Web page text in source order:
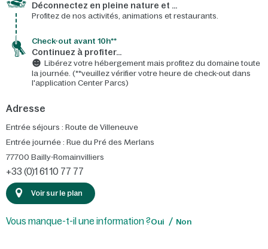
Déconnectez en pleine nature et …
Profitez de nos activités, animations et restaurants.
Check-out avant 10h**
Continuez à profiter…
Libérez votre hébergement mais profitez du domaine toute
la journée. (**veuillez vérifier votre heure de check-out dans
l'application Center Parcs)
Adresse
Entrée séjours : Route de Villeneuve
Entrée journée : Rue du Pré des Merlans
77700 Bailly-Romainvilliers
+33 (0)1 61 10 77 77
Voir sur le plan
Vous manque-t-il une information ?Oui Non